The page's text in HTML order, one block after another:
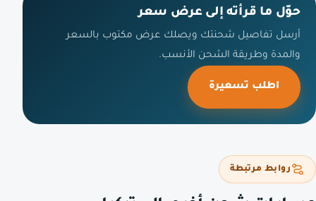
حوّل ما قرأته إلى عرض سعر
أرسل تفاصيل شحنتك ويصلك عرض مكتوب بالسعر
والمدة وطريقة الشحن الأنسب.
اطلب تسعيرة
روابط مرتبطة